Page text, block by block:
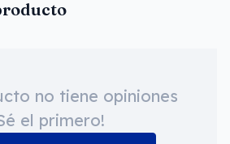
no tiene opiniones
el primero!